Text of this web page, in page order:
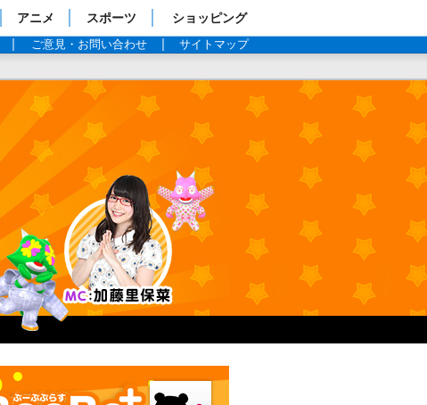
アニメ スポーツ ショッピング
ご意見・お問い合わせ サイトマップ